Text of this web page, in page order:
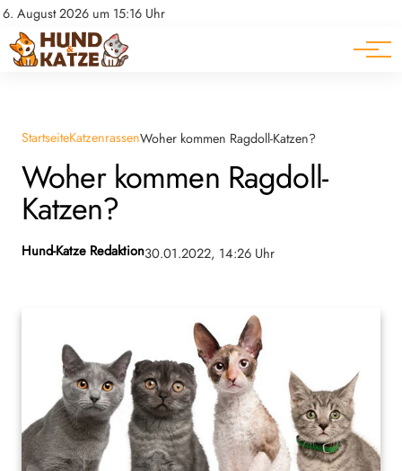
6. August 2026 um 15:16 Uhr
Datenschutz
Impressum
Pferde
Ratgeber
StartseiteKatzenrassenWoher kommen Ragdoll-Katzen?
Woher kommen Ragdoll-
Katzen?
Hund-Katze Redaktion30.01.2022, 14:26 Uhr